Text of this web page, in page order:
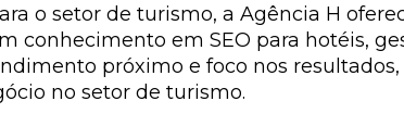
o setor de turismo, a Agência H
conhecimento em SEO para hotéis,
próximo e foco nos resultados,
no setor de turismo.